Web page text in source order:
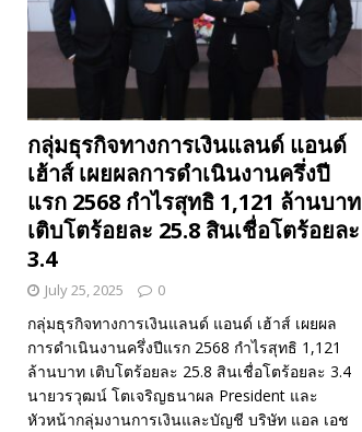
กลุ่มธุรกิจทางการเงินแลนด์ แอนด์
เฮ้าส์ เผยผลการดำเนินงานครึ่งปี
แรก 2568 กำไรสุทธิ 1,121 ล้านบาท
เติบโตร้อยละ 25.8 สินเชื่อโตร้อยละ
3.4
July 25, 2025 0
กลุ่มธุรกิจทางการเงินแลนด์ แอนด์ เฮ้าส์ เผยผล
การดำเนินงานครึ่งปีแรก 2568 กำไรสุทธิ 1,121
ล้านบาท เติบโตร้อยละ 25.8 สินเชื่อโตร้อยละ 3.4
นายวรวุฒน์ โตเจริญธนาผล President และ
หัวหน้ากลุ่มงานการเงินและบัญชี บริษัท แอล เอช